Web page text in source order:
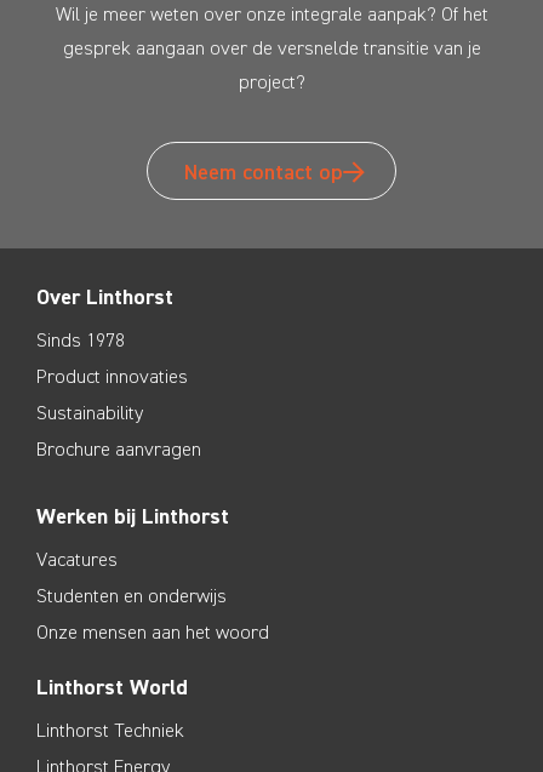
Wil je meer weten over onze integrale aanpak? Of het
gesprek aangaan over de versnelde transitie van je
project?
Neem contact op
Over Linthorst
Sinds 1978
Product innovaties
Sustainability
Brochure aanvragen
Werken bij Linthorst
Vacatures
Studenten en onderwijs
Onze mensen aan het woord
Linthorst World
Linthorst Techniek
Linthorst Energy